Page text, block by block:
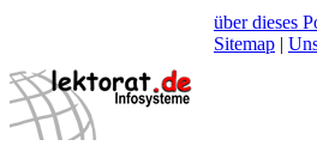
über dieses
Sitemap |